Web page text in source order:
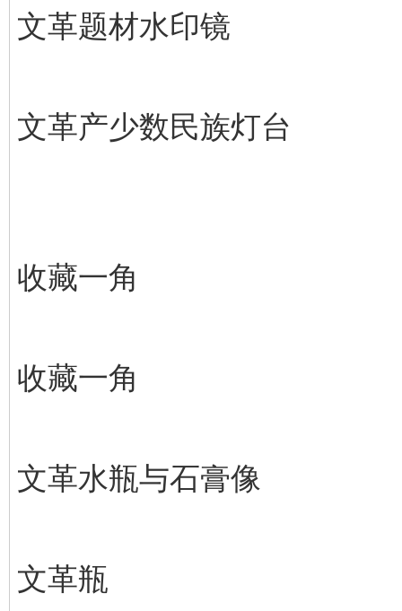
文革题材水印镜
文革产少数民族灯台
收藏一角
收藏一角
文革水瓶与石膏像
文革瓶